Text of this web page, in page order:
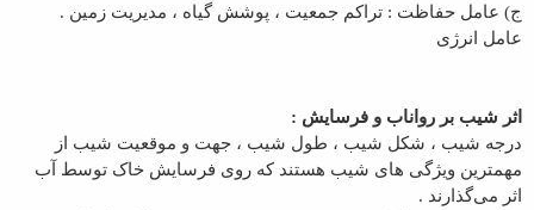
ج) عامل حفاظت : تراکم جمعیت ، پوشش گیاه ، مدیریت زمین .
عامل انرژی
اثر شیب بر رواناب و فرسایش :
درجه شیب ، شکل شیب ، طول شیب ، جهت و موقعیت شیب از
مهمترین ویژگی های شیب هستند که روی فرسایش خاک توسط آب
اثر می‌گذارند .